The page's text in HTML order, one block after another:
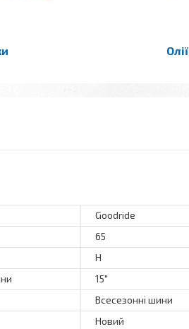
Олії
Goodride
65
H
15"
Всесезонні шини
Новий